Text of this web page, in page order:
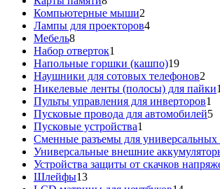
товаров
Компьютерные мыши2
товара
Лампы для проекторов44
Мебель88
товаров
Набор отверток1
товар
Напольные горшки (кашпо)1919
товаров
Наушники для сотовых телефонов2
Никелевые ленты (полосы) для пайки1
Пульты управления для инверторов1
Пусковые провода для автомобилей55
Пусковые устройства1
товар
Сменные разъемы для универсальных
Универсальные внешние
Устройства защиты от скачков
Шлейфы1313